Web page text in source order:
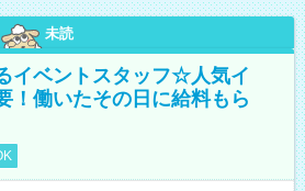
未読
イベントスタッフ☆人気イ
！働いたその日に給料もら